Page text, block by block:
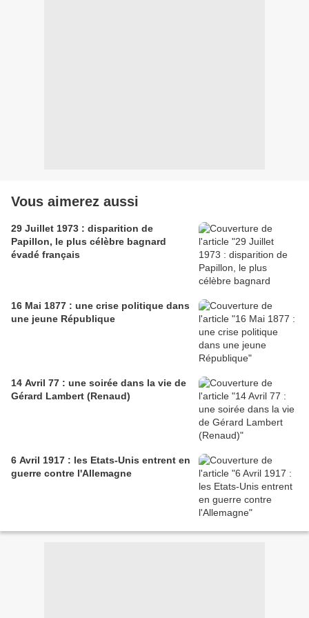
Vous aimerez aussi
29 Juillet 1973 : disparition de
Papillon, le plus célèbre bagnard
évadé français
16 Mai 1877 : une crise politique dans
une jeune République
14 Avril 77 : une soirée dans la vie de
Gérard Lambert (Renaud)
6 Avril 1917 : les Etats-Unis entrent en
guerre contre l'Allemagne